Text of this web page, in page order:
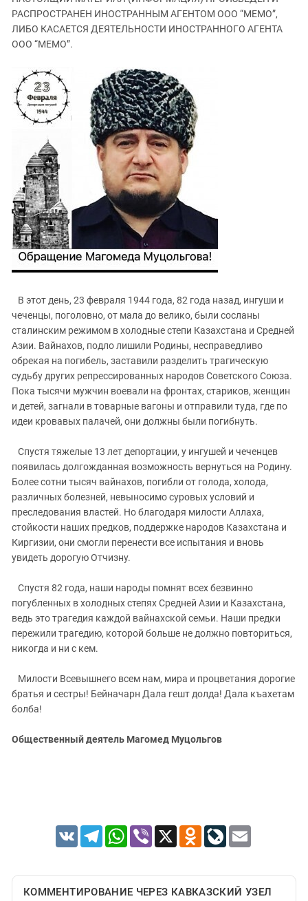
ЗАСТАВЛЯЕТ
МОБИЛИЗАЦИЯ И ПРОТЕСТЫ
Дагестан
Ингушетия
Калмыкия
Карачаево-Черкесия
Краснодарский край
Нагорный Карабах
Российская Федерация
Ростовская область
Северная Осетия - Алания
СКФО
Ставропольский край
Чечня
ЮФО
РАСПРОСТРАНЕН ИНОСТРАННЫМ АГЕНТОМ ООО “МЕМО”,
ЛИБО КАСАЕТСЯ ДЕЯТЕЛЬНОСТИ ИНОСТРАННОГО АГЕНТА
ООО “МЕМО”.
В этот день, 23 февраля 1944 года, 82 года назад, ингуши и
чеченцы, поголовно, от мала до велико, были сосланы
сталинским режимом в холодные степи Казахстана и Средней
Азии. Вайнахов, подло лишили Родины, несправедливо
обрекая на погибель, заставили разделить трагическую
судьбу других репрессированных народов Советского Союза.
Пока тысячи мужчин воевали на фронтах, стариков, женщин
и детей, загнали в товарные вагоны и отправили туда, где по
идеи кровавых палачей, они должны были погибнуть.
Спустя тяжелые 13 лет депортации, у ингушей и чеченцев
появилась долгожданная возможность вернуться на Родину.
Более сотни тысяч вайнахов, погибли от голода, холода,
различных болезней, невыносимо суровых условий и
преследования властей. Но благодаря милости Аллаха,
стойкости наших предков, поддержке народов Казахстана и
Киргизии, они смогли перенести все испытания и вновь
увидеть дорогую Отчизну.
Спустя 82 года, наши народы помнят всех безвинно
погубленных в холодных степях Средней Азии и Казахстана,
ведь это трагедия каждой вайнахской семьи. Наши предки
пережили трагедию, которой больше не должно повториться,
никогда и ни с кем.
Милости Всевышнего всем нам, мира и процветания дорогие
братья и сестры! Бейначарн Дала гешт долда! Дала къахетам
болба!
Общественный деятель Магомед Муцольгов
VK TelegramWhatsApp
Viber X Odnoklassniki
LiveJournal
Email
КОММЕНТИРОВАНИЕ ЧЕРЕЗ КАВКАЗСКИЙ УЗЕЛ